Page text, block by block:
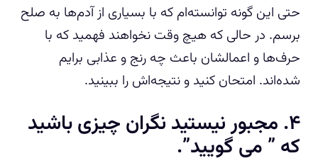
حتی این گونه توانسته‌ام که با بسیاری از آدم‌ها به صلح
برسم. در حالی که هیچ وقت نخواهند فهمید که با
حرف‌ها و اعمالشان باعث چه رنج و عذابی برایم
شده‌اند. امتحان کنید و نتیجه‌اش را ببینید.
۴. مجبور نیستید نگران چیزی باشید
که ” می گویید”.